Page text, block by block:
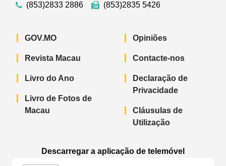
(853)2833 2886
(853)2835 5426
GOV.MO
Revista Macau
Livro do Ano
Livro de Fotos de
Macau
Opiniões
Contacte-nos
Declaração de
Privacidade
Cláusulas de
Utilização
Descarregar a aplicação de telemóvel